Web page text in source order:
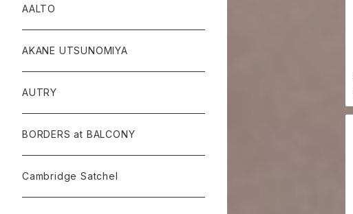
AALTO
AKANE UTSUNOMIYA
AUTRY
BORDERS at BALCONY
Cambridge Satchel